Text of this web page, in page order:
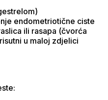
endometriotične ciste
ili rasapa (čvorća
u maloj zdjelici